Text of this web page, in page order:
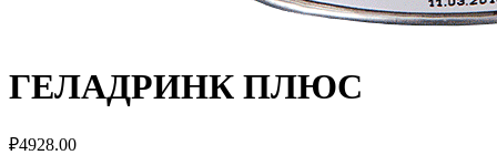
ГЕЛАДРИНК ПЛЮС
₽4928.00